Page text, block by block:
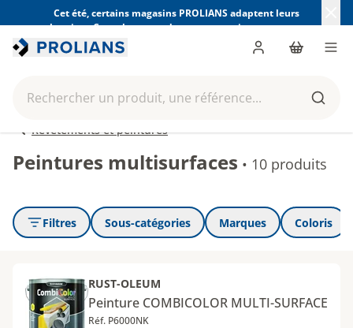
Cet été, certains magasins PROLIANS adaptent leurs
horaires. Consultez ceux de votre magasin avant votre
visite.
Rechercher un produit, une référence...
Panier
Revêtements et peintures
Peintures multisurfaces • 10 produits
Filtres Sous-catégories Marques Coloris
RUST-OLEUM
Peinture COMBICOLOR MULTI-SURFACE
Réf. P6000NK